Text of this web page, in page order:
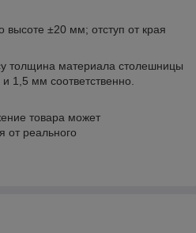
высоте ±20 мм; отступ от края
толщина материала столешницы
1,5 мм соответственно.
товара может
от реального